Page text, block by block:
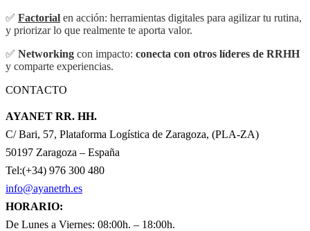
✅ Factorial en acción: herramientas digitales para agilizar tu rutina,
y priorizar lo que realmente te aporta valor.
✅ Networking con impacto: conecta con otros líderes de RRHH
y comparte experiencias.
CONTACTO
AYANET RR. HH.
C/ Bari, 57, Plataforma Logística de Zaragoza, (PLA-ZA)
50197 Zaragoza – España
Tel:(+34) 976 300 480
info@ayanetrh.es
HORARIO:
De Lunes a Viernes: 08:00h. – 18:00h.